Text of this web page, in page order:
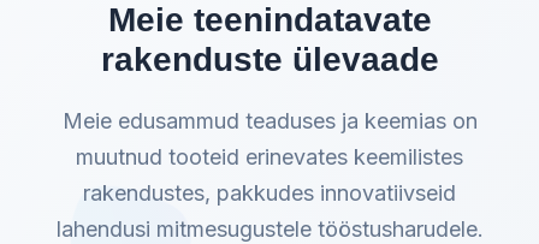
Meie teenindatavate
rakenduste ülevaade
Meie edusammud teaduses ja keemias on
muutnud tooteid erinevates keemilistes
rakendustes, pakkudes innovatiivseid
lahendusi mitmesugustele tööstusharudele.